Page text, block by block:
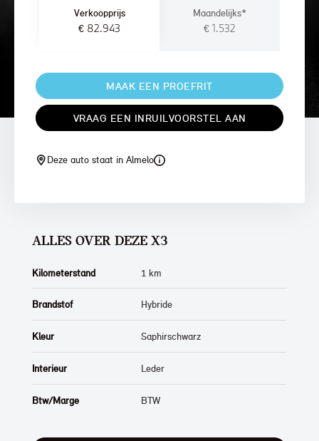
Verkoopprijs
€ 82.943
Maandelijks*
€ 1.532
MAAK EEN PROEFRIT
VRAAG EEN INRUILVOORSTEL AAN
Deze auto staat in Almelo
ALLES OVER DEZE X3
Kilometerstand 1 km
Brandstof Hybride
Kleur Saphirschwarz
Interieur Leder
Btw/Marge BTW